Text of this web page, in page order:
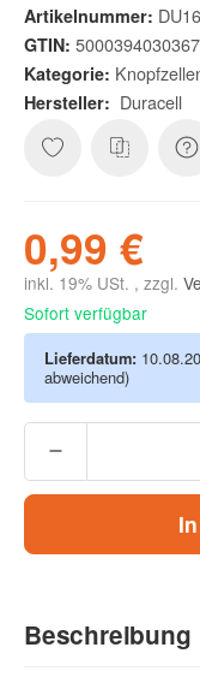
Artikelnummer:
GTIN: 5000394030367
Kategorie:
Hersteller: Duracell
0,99 €
inkl. 19% USt. , zzgl.
Sofort verfügbar
Lieferdatum:
abweichend)
Beschreibung